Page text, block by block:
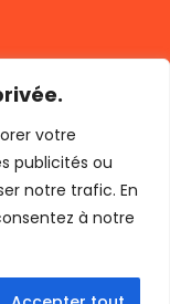
votre
publicités ou
notre trafic. En
à notre